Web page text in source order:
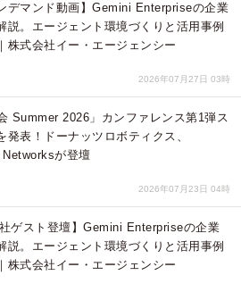
デマンド動画】Gemini Enterpriseの企業
説。エージェント環境づくりと活用事例
株式会社イー・エージェンシー
2026年07月27日 03時
Summer 2026」カンファレンス第1弾ス
発表！ドーナッツロボティクス、
が登壇
2026年07月23日 04時
社ゲスト登壇】Gemini Enterpriseの企業
説。エージェント環境づくりと活用事例
株式会社イー・エージェンシー